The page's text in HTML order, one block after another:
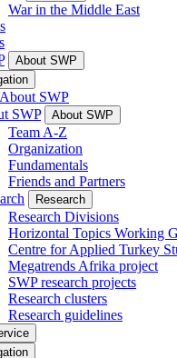
War in the Middle East
About SWP
SWP
SWP
About SWP
Team A-Z
Organization
Fundamentals
Friends and Partners
Research
Research Divisions
Horizontal Topics Working
Centre for Applied Turkey
Megatrends Afrika project
SWP research projects
Research clusters
Research guidelines